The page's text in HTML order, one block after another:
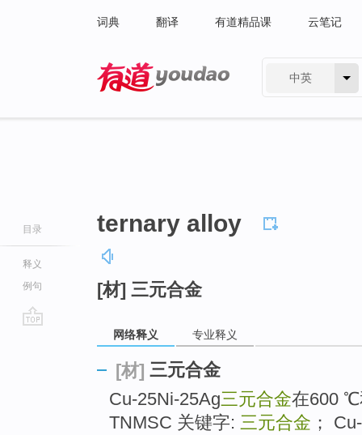
词典 翻译 有道精品课 云笔记
中英
目录
释义
例句
ternary alloy
[材] 三元合金
网络释义 专业释义
[材] 三元合金
Cu-25Ni-25Ag三元合金在600 ℃
TNMSC 关键字: 三元合金 ；